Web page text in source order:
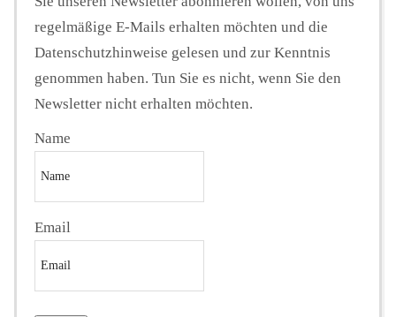
regelmäßige E-Mails erhalten möchten und die
Datenschutzhinweise gelesen und zur Kenntnis
genommen haben. Tun Sie es nicht, wenn Sie den
Newsletter nicht erhalten möchten.
Name
Email